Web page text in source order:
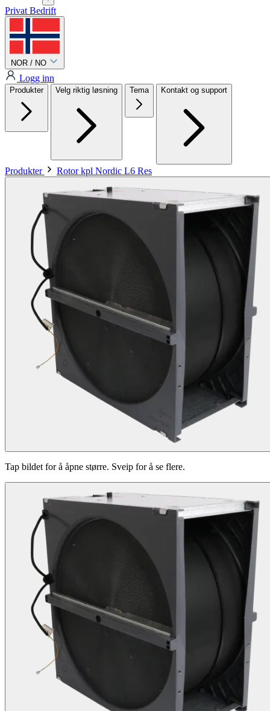
Privat Bedrift
NOR / NO
Logg inn
Produkter Velg riktig løsning Tema Kontakt og support
Produkter Rotor kpl Nordic L6 Res
Tap bildet for å åpne større. Sveip for å se flere.